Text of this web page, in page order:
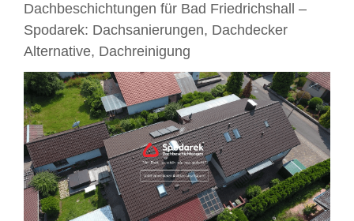
Dachbeschichtungen für Bad Friedrichshall –
Spodarek: Dachsanierungen, Dachdecker
Alternative, Dachreinigung